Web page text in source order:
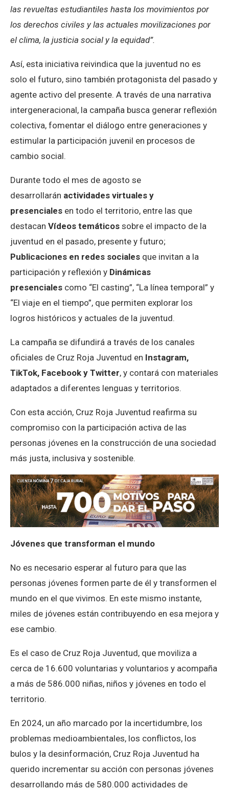
las revueltas estudiantiles hasta los movimientos por
los derechos civiles y las actuales movilizaciones por
el clima, la justicia social y la equidad”.
Así, esta iniciativa reivindica que la juventud no es
solo el futuro, sino también protagonista del pasado y
agente activo del presente. A través de una narrativa
intergeneracional, la campaña busca generar reflexión
colectiva, fomentar el diálogo entre generaciones y
estimular la participación juvenil en procesos de
cambio social.
Durante todo el mes de agosto se
desarrollarán actividades virtuales y
presenciales en todo el territorio, entre las que
destacan Vídeos temáticos sobre el impacto de la
juventud en el pasado, presente y futuro;
Publicaciones en redes sociales que invitan a la
participación y reflexión y Dinámicas
presenciales como “El casting”, “La línea temporal” y
“El viaje en el tiempo”, que permiten explorar los
logros históricos y actuales de la juventud.
La campaña se difundirá a través de los canales
oficiales de Cruz Roja Juventud en Instagram,
TikTok, Facebook y Twitter, y contará con materiales
adaptados a diferentes lenguas y territorios.
Con esta acción, Cruz Roja Juventud reafirma su
compromiso con la participación activa de las
personas jóvenes en la construcción de una sociedad
más justa, inclusiva y sostenible.
Jóvenes que transforman el mundo
No es necesario esperar al futuro para que las
personas jóvenes formen parte de él y transformen el
mundo en el que vivimos. En este mismo instante,
miles de jóvenes están contribuyendo en esa mejora y
ese cambio.
Es el caso de Cruz Roja Juventud, que moviliza a
cerca de 16.600 voluntarias y voluntarios y acompaña
a más de 586.000 niñas, niños y jóvenes en todo el
territorio.
En 2024, un año marcado por la incertidumbre, los
problemas medioambientales, los conflictos, los
bulos y la desinformación, Cruz Roja Juventud ha
querido incrementar su acción con personas jóvenes
desarrollando más de 580.000 actividades de